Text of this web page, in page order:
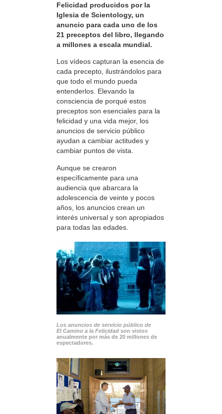
Felicidad producidos por la
Iglesia de Scientology, un
anuncio para cada uno de los
21 preceptos del libro, llegando
a millones a escala mundial.
Los vídeos capturan la esencia de
cada precepto, ilustrándolos para
que todo el mundo pueda
entenderlos. Elevando la
consciencia de porqué estos
preceptos son esenciales para la
felicidad y una vida mejor, los
anuncios de servicio público
ayudan a cambiar actitudes y
cambiar puntos de vista.
Aunque se crearon
específicamente para una
audiencia que abarcara la
adolescencia de veinte y pocos
años, los anuncios crean un
interés universal y son apropiados
para todas las edades.
Los anuncios de servicio público de
El Camino a la Felicidad son vistos
anualmente por más de 20 millones de
espectadores.